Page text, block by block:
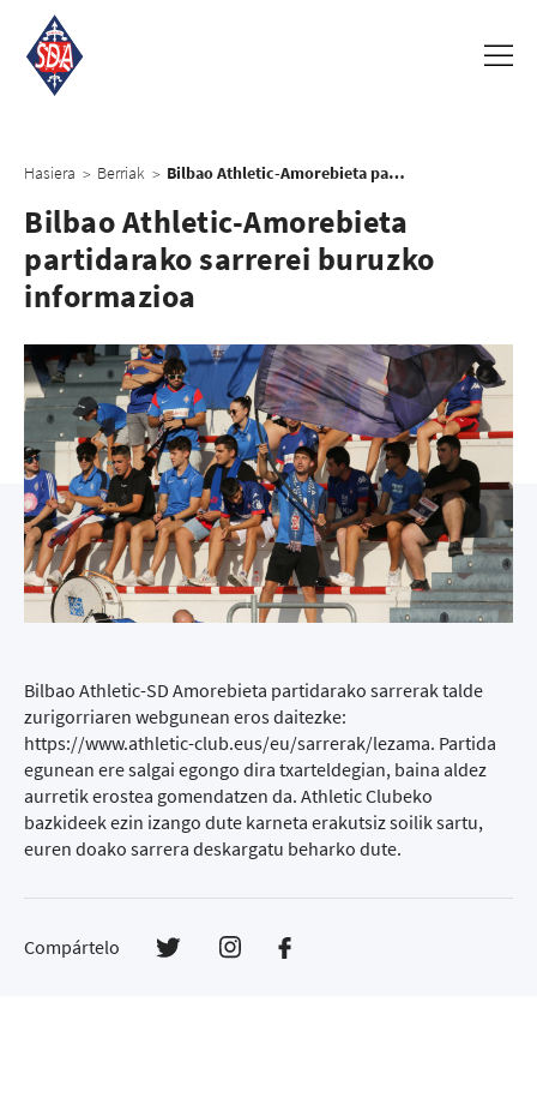
Hasiera > Berriak > Bilbao Athletic-Amorebieta partidarako sarrerei buruzko informazioa
Bilbao Athletic-Amorebieta
partidarako sarrerei buruzko
informazioa
Bilbao Athletic-SD Amorebieta partidarako sarrerak talde
zurigorriaren webgunean eros daitezke:
https://www.athletic-club.eus/eu/sarrerak/lezama. Partida
egunean ere salgai egongo dira txarteldegian, baina aldez
aurretik erostea gomendatzen da. Athletic Clubeko
bazkideek ezin izango dute karneta erakutsiz soilik sartu,
euren doako sarrera deskargatu beharko dute.
Compártelo